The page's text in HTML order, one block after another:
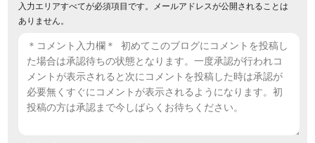
入力エリアすべてが必須項目です。メールアドレスが公開されることは
ありません。